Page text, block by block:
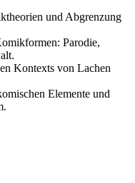
und Abgrenzung
Parodie,
Kontexts von Lachen
Elemente und